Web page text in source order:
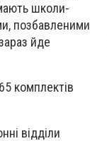
школи-
позбавленими
йде
комплектів
відділи